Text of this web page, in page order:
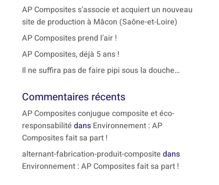
AP Composites s’associe et acquiert un nouveau
site de production à Mâcon (Saône-et-Loire)
AP Composites prend l’air !
AP Composites, déjà 5 ans !
Il ne suffira pas de faire pipi sous la douche…
Commentaires récents
AP Composites conjugue composite et éco-
responsabilité dans Environnement : AP
Composites fait sa part !
alternant-fabrication-produit-composite dans
Environnement : AP Composites fait sa part !